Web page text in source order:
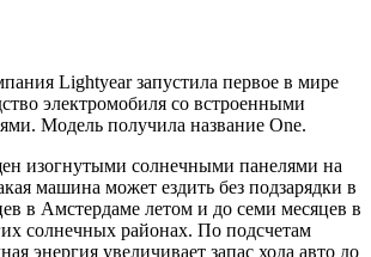
Lightyear запустила первое в мире
электромобиля со встроенными
Модель получила название One.
изогнутыми солнечными панелями на
машина может ездить без подзарядки в
в Амстердаме летом и до семи месяцев в
солнечных районах. По подсчетам
энергия увеличивает запас хода авто до